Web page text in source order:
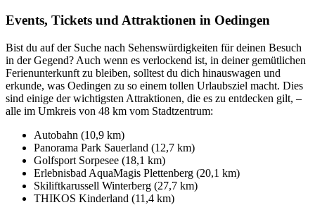
Events, Tickets und Attraktionen in Oedingen
Bist du auf der Suche nach Sehenswürdigkeiten für deinen Besuch
in der Gegend? Auch wenn es verlockend ist, in deiner gemütlichen
Ferienunterkunft zu bleiben, solltest du dich hinauswagen und
erkunde, was Oedingen zu so einem tollen Urlaubsziel macht. Dies
sind einige der wichtigsten Attraktionen, die es zu entdecken gilt, –
alle im Umkreis von 48 km vom Stadtzentrum:
Autobahn (10,9 km)
Panorama Park Sauerland (12,7 km)
Golfsport Sorpesee (18,1 km)
Erlebnisbad AquaMagis Plettenberg (20,1 km)
Skiliftkarussell Winterberg (27,7 km)
THIKOS Kinderland (11,4 km)